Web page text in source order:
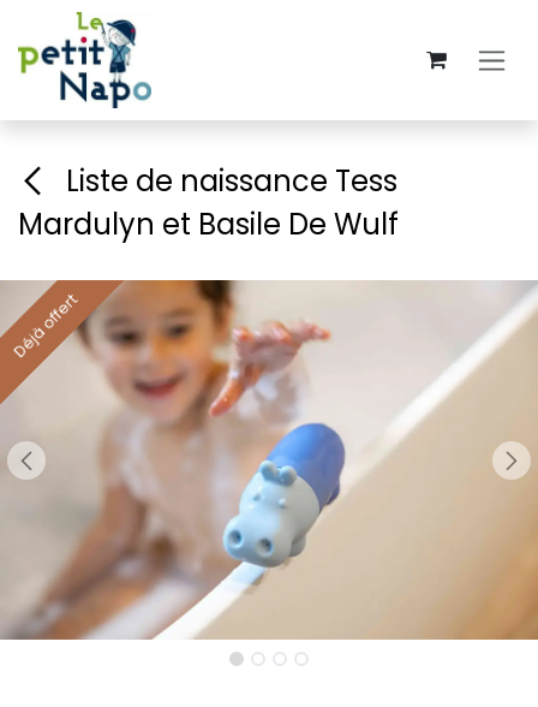
Se rendre au contenu
Liste de naissance Tess
Mardulyn et Basile De Wulf
Déjà offert
Déjà offert